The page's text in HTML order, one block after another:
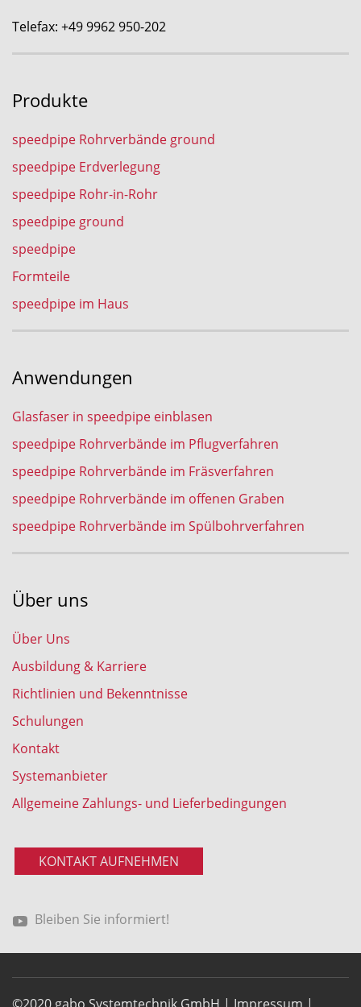
Telefax: +49 9962 950-202
Produkte
speedpipe Rohrverbände ground
speedpipe Erdverlegung
speedpipe Rohr-in-Rohr
speedpipe ground
speedpipe
Formteile
speedpipe im Haus
Anwendungen
Glasfaser in speedpipe einblasen
speedpipe Rohrverbände im Pflugverfahren
speedpipe Rohrverbände im Fräsverfahren
speedpipe Rohrverbände im offenen Graben
speedpipe Rohrverbände im Spülbohrverfahren
Über uns
Über Uns
Ausbildung & Karriere
Richtlinien und Bekenntnisse
Schulungen
Kontakt
Systemanbieter
Allgemeine Zahlungs- und Lieferbedingungen
KONTAKT AUFNEHMEN
Bleiben Sie informiert!
©2020 gabo Systemtechnik GmbH | Impressum |